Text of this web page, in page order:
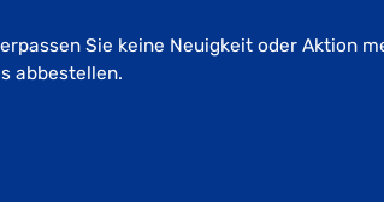
Sie keine Neuigkeit oder Aktion
abbestellen.